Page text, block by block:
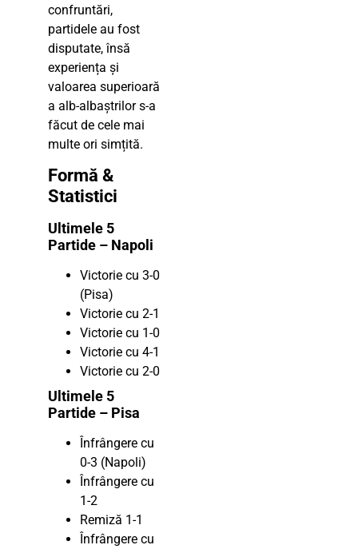
confruntări,
partidele au fost
disputate, însă
experiența și
valoarea superioară
a alb-albaștrilor s-a
făcut de cele mai
multe ori simțită.
Formă &
Statistici
Ultimele 5
Partide – Napoli
Victorie cu 3-0
(Pisa)
Victorie cu 2-1
Victorie cu 1-0
Victorie cu 4-1
Victorie cu 2-0
Ultimele 5
Partide – Pisa
Înfrângere cu
0-3 (Napoli)
Înfrângere cu
1-2
Remiză 1-1
Înfrângere cu